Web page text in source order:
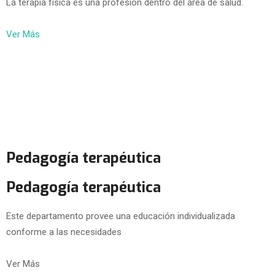
La terapia física es una profesión dentro del área de salud.
Ver Más
Pedagogía terapéutica
Pedagogía terapéutica
Este departamento provee una educación individualizada
conforme a las necesidades
Ver Más